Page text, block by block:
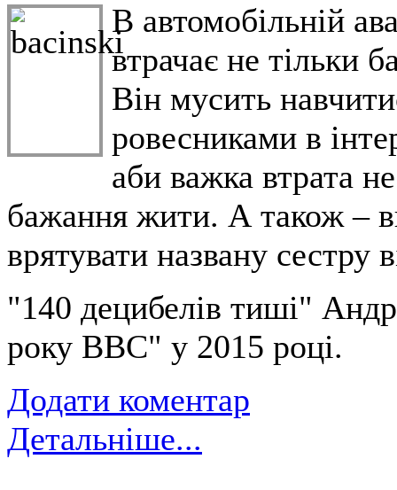
В автомобільній
втрачає не тільки
Він мусить
ровесниками в
аби важка втрата
бажання жити. А також –
врятувати названу сестру
"140 децибелів тиші"
року ВВС" у 2015 році.
Додати коментар
Детальніше...